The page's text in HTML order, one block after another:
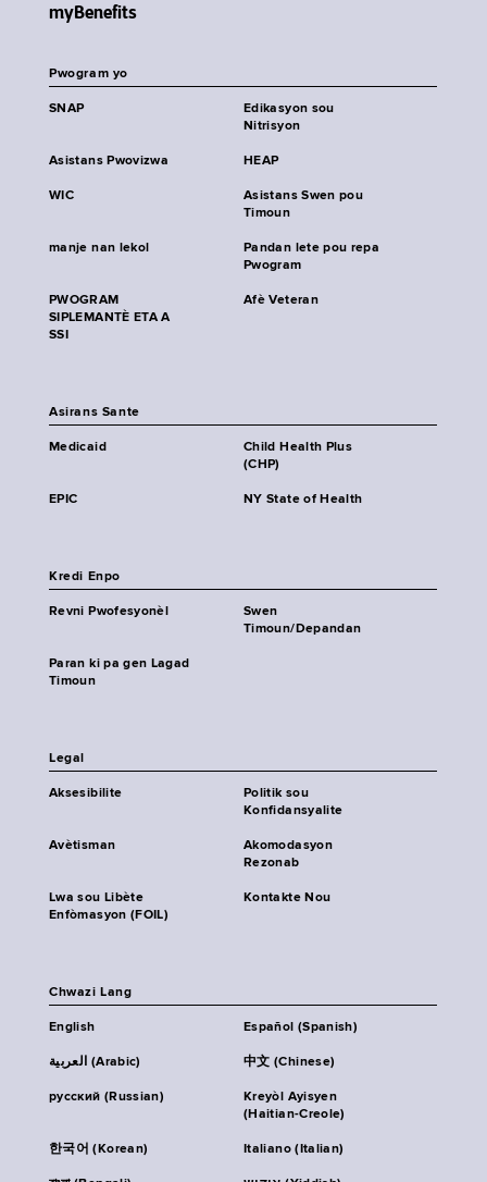
myBenefits
Pwogram yo
SNAP
Edikasyon sou
Nitrisyon
Asistans Pwovizwa HEAP
WIC
Asistans Swen pou
Timoun
manje nan lekol
Pandan lete pou repa
Pwogram
PWOGRAM
SIPLEMANTÈ ETA A
SSI
Afè Veteran
Asirans Sante
Medicaid
Child Health Plus
(CHP)
EPIC NY State of Health
Kredi Enpo
Revni Pwofesyonèl
Swen
Timoun/Depandan
Paran ki pa gen Lagad
Timoun
Legal
Aksesibilite
Politik sou
Konfidansyalite
Avètisman
Akomodasyon
Rezonab
Lwa sou Libète
Enfòmasyon (FOIL)
Kontakte Nou
Chwazi Lang
English Español (Spanish)
العربية (Arabic) 中文 (Chinese)
русский (Russian)
Kreyòl Ayisyen
(Haitian-Creole)
한국어 (Korean) Italiano (Italian)